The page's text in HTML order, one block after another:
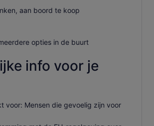
aan boord te koop
opties in de buurt
info voor je
voor: Mensen die gevoelig zijn voor